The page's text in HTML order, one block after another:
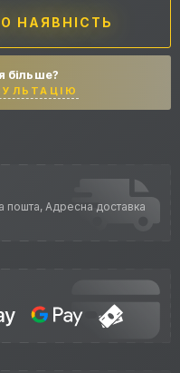
НАЯВНІСТЬ
більше?
пошта, Адресна доставка